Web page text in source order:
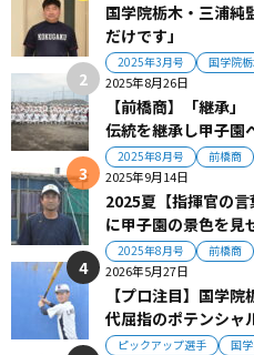
国学院栃木・三浦純
だけです」
2025年3月号 国学院
2025年8月26日
【前橋商】「継承
伝統を継承し甲子園
2025年8月号 前橋商
2025年9月14日
2025夏【指揮官の
に甲子園の景色を見
2025年8月号 前橋商
2026年5月27日
【プロ注目】国学
代屈指のポテンシャ
ピックアップ選手 国